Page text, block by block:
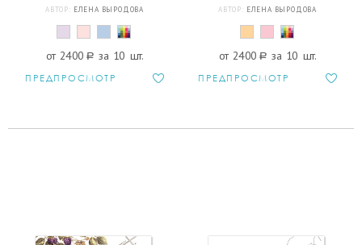
АВТОР: ЕЛЕНА ВЫРОДОВА
от 2400 a за 10 шт.
ПРЕДПРОСМОТР
АВТОР: ЕЛЕНА ВЫРОДОВА
от 2400 a за 10 шт.
ПРЕДПРОСМОТР